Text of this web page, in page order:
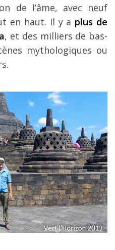
de l’âme, avec neuf
en haut. Il y a plus de
, et des milliers de bas-
mythologiques ou